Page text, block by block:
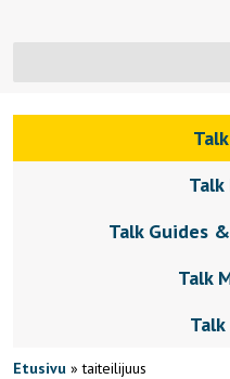
Talk Guides
Talk
Etusivu »taiteilijuus